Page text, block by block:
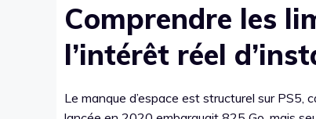
Comprendre les
l’intérêt réel
Le manque d’espace est structurel sur